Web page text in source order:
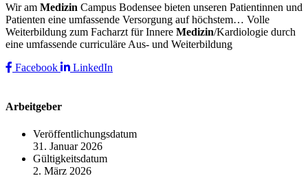
Wir am Medizin Campus Bodensee bieten unseren Patientinnen und
Patienten eine umfassende Versorgung auf höchstem… Volle
Weiterbildung zum Facharzt für Innere Medizin/Kardiologie durch
eine umfassende curriculäre Aus- und Weiterbildung
Facebook
LinkedIn
Arbeitgeber
Veröffentlichungsdatum
31. Januar 2026
Gültigkeitsdatum
2. März 2026